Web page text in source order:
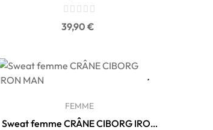
DINOSAURE VELOCIRAPTOR
Prix
39,90 €
FEMME
Sweat femme CRÂNE CIBORG IRON